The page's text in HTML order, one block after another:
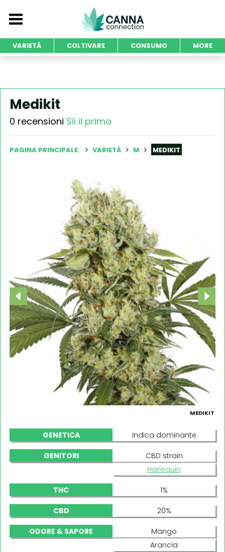
VARIETÀ COLTIVARE CONSUMO MORE
Medikit
0 recensioni Sii il primo
PAGINA PRINCIPALE VARIETÀ M MEDIKIT
MEDIKIT
GENETICA Indica dominante
GENITORI
CBD strain
Harlequin
THC 1%
CBD 20%
ODORE & SAPORE
Mango
Arancia